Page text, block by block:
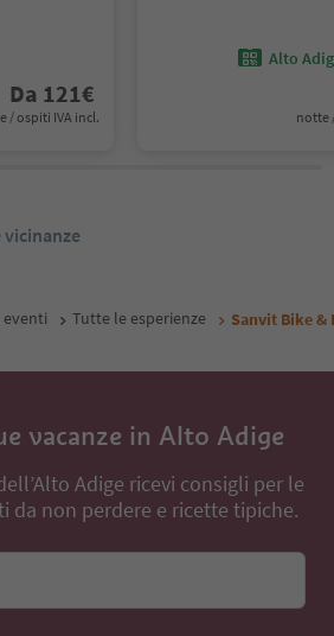
Da 121€
/ ospiti IVA incl.
Alto
notte
eventi Tutte le esperienze Sanvit Bike &
vacanze in Alto Adige
Adige ricevi consigli per le
da non perdere e ricette tipiche.